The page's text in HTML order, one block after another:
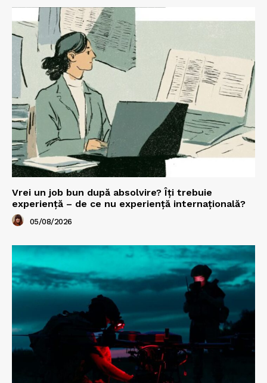
Vrei un job bun după absolvire? Îți trebuie
experiență – de ce nu experiență internațională?
05/08/2026